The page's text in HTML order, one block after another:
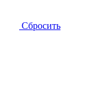
Сбросить